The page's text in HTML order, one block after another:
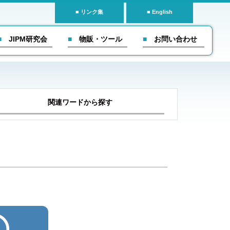
リンク集 English
■ JIPM研究会 ■ 物販・ツール ■ お問い合わせ
関連ワードから探す